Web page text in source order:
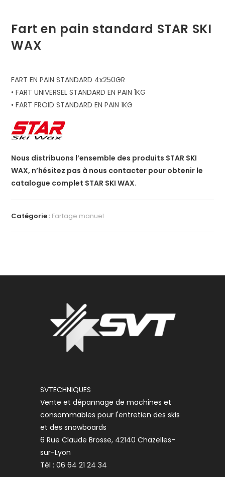
Fart en pain standard STAR SKI
WAX
FART EN PAIN STANDARD 4x250GR
• FART UNIVERSEL STANDARD EN PAIN 1KG
• FART FROID STANDARD EN PAIN 1KG
Nous distribuons l’ensemble des produits STAR SKI
WAX, n’hésitez pas à nous contacter pour obtenir le
catalogue complet STAR SKI WAX.
Catégorie : Fartage manuel
SVTECHNIQUES
Vente et dépannage de machines et
consommables pour l'entretien des skis
et des snowboards
6 Rue Claude Brosse, 42140 Chazelles-
sur-Lyon
Tél : 06 64 21 24 34